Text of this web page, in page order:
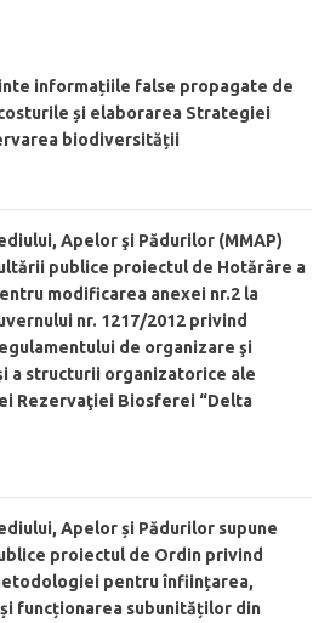
informațiile false propagate de
și elaborarea Strategiei
biodiversității
Apelor şi Pădurilor (MMAP)
publice proiectul de Hotărâre a
modificarea anexei nr.2 la
nr. 1217/2012 privind
de organizare şi
a structurii organizatorice ale
Rezervaţiei Biosferei “Delta
Apelor și Pădurilor supune
proiectul de Ordin privind
pentru înființarea,
funcționarea subunităților din